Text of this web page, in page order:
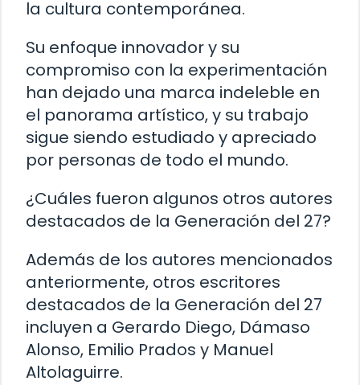
la cultura contemporánea.
Su enfoque innovador y su
compromiso con la experimentación
han dejado una marca indeleble en
el panorama artístico, y su trabajo
sigue siendo estudiado y apreciado
por personas de todo el mundo.
¿Cuáles fueron algunos otros autores
destacados de la Generación del 27?
Además de los autores mencionados
anteriormente, otros escritores
destacados de la Generación del 27
incluyen a Gerardo Diego, Dámaso
Alonso, Emilio Prados y Manuel
Altolaguirre.